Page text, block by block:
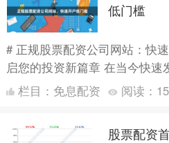
低门槛
# 正规股票配资公司网站：快
启您的投资新篇章 在当今快速
配资已成为许多投资者扩大收
市场上众....
栏目： 免息配资 阅读：
股票配资